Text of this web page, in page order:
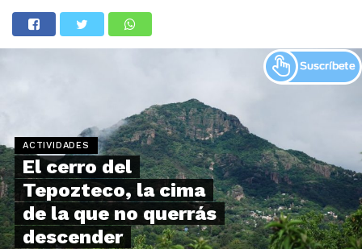
ACTIVIDADES
El cerro del
Tepozteco, la cima
de la que no querrás
descender